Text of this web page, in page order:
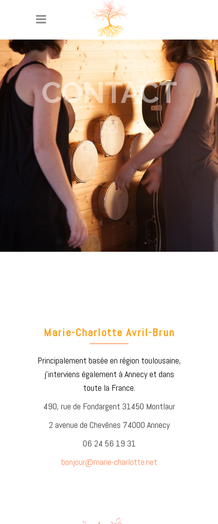
CONTACT
Marie-Charlotte Avril-Brun
Principalement basée en région toulousaine,
j’interviens également à Annecy et dans
toute la France.
490, rue de Fondargent 31450 Montlaur
2 avenue de Chevênes 74000 Annecy
06 24 56 19 31
bonjour@marie-charlotte.net